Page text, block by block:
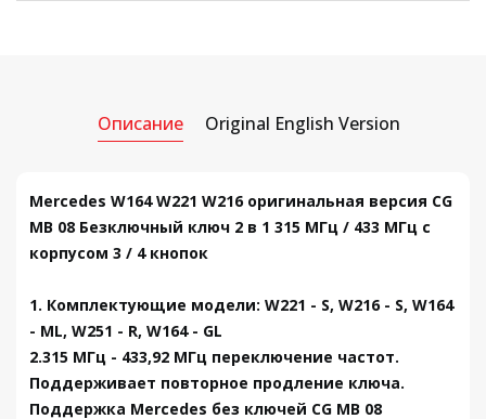
Описание Original English Version
Mercedes W164 W221 W216 оригинальная версия CG
MB 08 Безключный ключ 2 в 1 315 МГц / 433 МГц с
корпусом 3 / 4 кнопок
1. Комплектующие модели: W221 - S, W216 - S, W164
- ML, W251 - R, W164 - GL
2.315 МГц - 433,92 МГц переключение частот.
Поддерживает повторное продление ключа.
Поддержка Mercedes без ключей CG MB 08